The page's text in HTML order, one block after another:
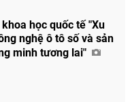
khoa học quốc tế "Xu
nghệ ô tô số và sản
minh tương lai"